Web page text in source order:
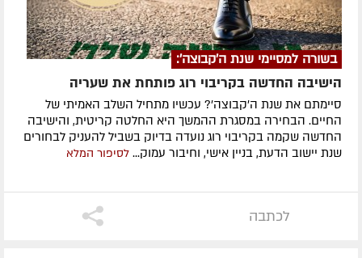
בשורה למסיימי שנת ה'קבוצה':
הישיבה החדשה בקריבוי רוג פותחת את שעריה
סיימתם את שנת ה'קבוצה'? עכשיו מתחיל השלב האמיתי של
החיים. הבחירה במסגרת ההמשך היא החלטה קריטית, והישיבה
החדשה שקמה בקריבוי רוג נועדה בדיוק בשביל להעניק לבחורים
שנת יישוב הדעת, בניין אישי, וחיבור עמוק... לסיפור המלא
לכתבה